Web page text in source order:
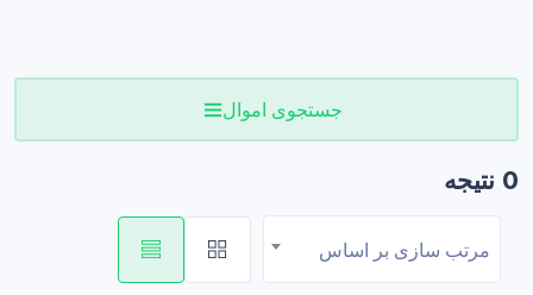
جستجوی اموال
0 نتیجه
مرتب سازی بر اساس